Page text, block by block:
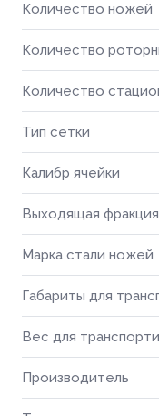
Количество ножей
Количество
Количество
Тип сетки
Калибр ячейки
Выходящая фракция
Марка стали ножей
Габариты для
Вес для
Производитель